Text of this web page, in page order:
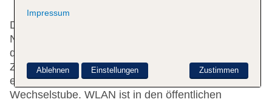
Das Hotel mit einem Aufzug verfügt über 527
Nichtraucherzimmer. Das freundliche Personal an
der Rezeption ist gerne bei allen Fragen behilflich.
Zu den Einrichtungen der Unterbringung gehören
eine Gepäckaufbewahrung, ein Safe und eine
Wechselstube. WLAN ist in den öffentlichen
Impressum
Zustimmen
Ablehnen Einstellungen